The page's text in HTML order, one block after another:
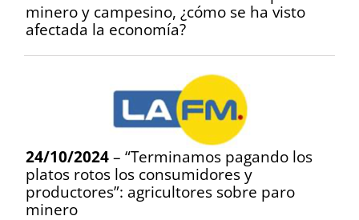
minero y campesino, ¿cómo se ha visto
afectada la economía?
24/10/2024 – “Terminamos pagando los
platos rotos los consumidores y
productores”: agricultores sobre paro
minero